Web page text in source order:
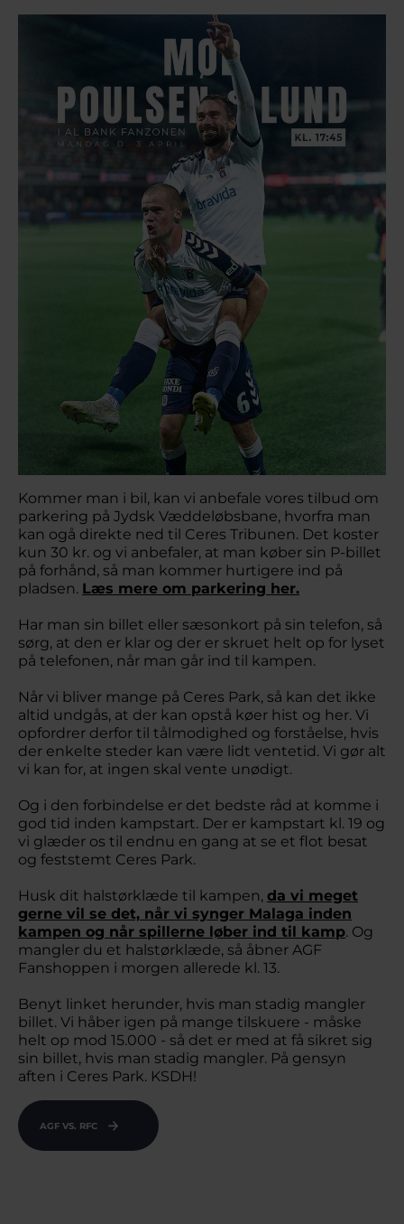
Kommer man i bil, kan vi anbefale vores tilbud om
parkering på Jydsk Væddeløbsbane, hvorfra man
kan ogå direkte ned til Ceres Tribunen. Det koster
kun 30 kr. og vi anbefaler, at man køber sin P-billet
på forhånd, så man kommer hurtigere ind på
pladsen. Læs mere om parkering her.
Har man sin billet eller sæsonkort på sin telefon, så
sørg, at den er klar og der er skruet helt op for lyset
på telefonen, når man går ind til kampen.
Når vi bliver mange på Ceres Park, så kan det ikke
altid undgås, at der kan opstå køer hist og her. Vi
opfordrer derfor til tålmodighed og forståelse, hvis
der enkelte steder kan være lidt ventetid. Vi gør alt
vi kan for, at ingen skal vente unødigt.
Og i den forbindelse er det bedste råd at komme i
god tid inden kampstart. Der er kampstart kl. 19 og
vi glæder os til endnu en gang at se et flot besat
og feststemt Ceres Park.
Husk dit halstørklæde til kampen, da vi meget
gerne vil se det, når vi synger Malaga inden
kampen og når spillerne løber ind til kamp. Og
mangler du et halstørklæde, så åbner AGF
Fanshoppen i morgen allerede kl. 13.
Benyt linket herunder, hvis man stadig mangler
billet. Vi håber igen på mange tilskuere - måske
helt op mod 15.000 - så det er med at få sikret sig
sin billet, hvis man stadig mangler. På gensyn
aften i Ceres Park. KSDH!
AGF VS. RFC